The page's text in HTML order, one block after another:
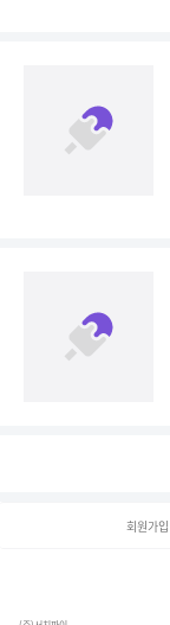
회원가입